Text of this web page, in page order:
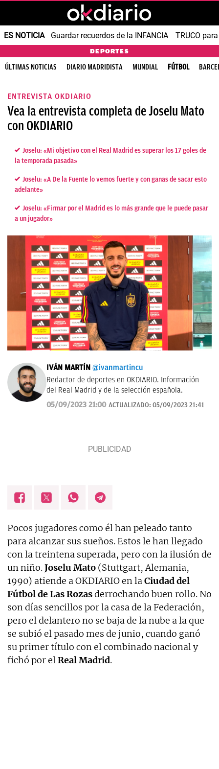
ES NOTICIA Guardar recuerdos de la INFANCIA TRUCO
DEPORTES
ÚLTIMAS NOTICIAS DIARIO MADRIDISTA MUNDIAL FÚTBOL
ENTREVISTA OKDIARIO
Vea la entrevista completa de Joselu Mato
con OKDIARIO
Joselu: «Mi objetivo con el Real Madrid es superar los 17 goles de
la temporada pasada»
Joselu: «A De la Fuente lo vemos fuerte y con ganas de sacar esto
adelante»
Joselu: «Firmar por el Madrid es lo más grande que le puede pasar
a un jugador»
IVÁN MARTÍN @ivanmartincu
Redactor de deportes en OKDIARIO. Información
del Real Madrid y de la selección española.
05/09/2023 21:00 ACTUALIZADO: 05/09/2023 21:41
Pocos jugadores como él han peleado tanto
para alcanzar sus sueños. Estos le han llegado
con la treintena superada, pero con la ilusión de
un niño.Joselu Mato (Stuttgart, Alemania,
1990) atiende a OKDIARIO en laCiudad del
Fútbol de Las Rozasderrochando buen rollo. No
son días sencillos por la casa de la Federación,
pero el delantero no se baja de la nube a la que
se subió el pasado mes de junio, cuando ganó
su primer título con el combinado nacional y
fichó por elReal Madrid.